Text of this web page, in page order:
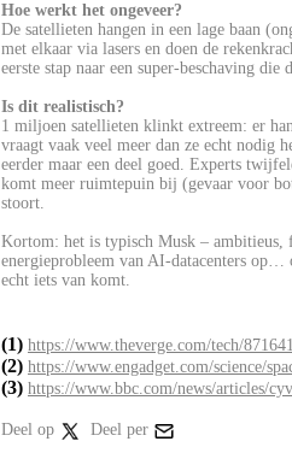
Hoe werkt het ongeveer?
De satellieten hangen in een lage baan
met elkaar via lasers en doen de
eerste stap naar een super-beschaving
Is dit realistisch?
1 miljoen satellieten klinkt extreem: er
vraagt vaak veel meer dan ze echt nodig
eerder maar een deel goed. Experts
komt meer ruimtepuin bij (gevaar voor
stoort.
Kortom: het is typisch Musk – ambitieus,
energieprobleem van AI-datacenters
echt iets van komt.
(1) https://www.theverge.com/tech/
(2) https://www.engadget.com/science/
(3) https://www.bbc.com/news/articles/
Deel op Deel per